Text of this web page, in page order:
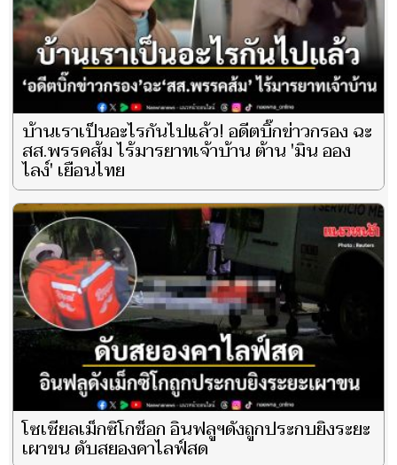
บ้านเราเป็นอะไรกันไปแล้ว! อดีตบิ๊กข่าวกรอง ฉะ
สส.พรรคส้ม ไร้มารยาทเจ้าบ้าน ต้าน 'มิน ออง
ไลง์' เยือนไทย
โซเชียลเม็กซิโกช็อก อินฟลูฯดังถูกประกบยิงระยะ
เผาขน ดับสยองคาไลฟ์สด